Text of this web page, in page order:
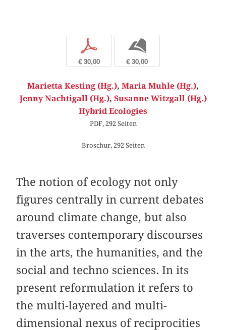
p
€ 30,00
b
€ 30,00
Marietta Kesting (Hg.), Maria Muhle (Hg.),
Jenny Nachtigall (Hg.), Susanne Witzgall (Hg.)
Hybrid Ecologies
PDF, 292 Seiten
Broschur, 292 Seiten
The notion of ecology not only
figures centrally in current debates
around climate change, but also
traverses contemporary discourses
in the arts, the humanities, and the
social and techno sciences. In its
present reformulation it refers to
the multi-layered and multi-
dimensional nexus of reciprocities